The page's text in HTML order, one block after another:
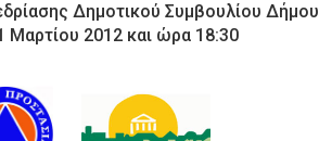
Δημοτικού Συμβουλίου Δήμου
Μαρτίου 2012 και ώρα 18:30